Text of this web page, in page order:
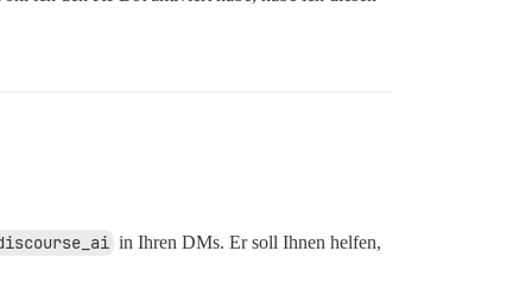
in Ihren DMs. Er soll Ihnen helfen,